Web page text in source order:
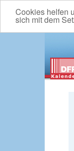
Cookies helfen
sich mit dem